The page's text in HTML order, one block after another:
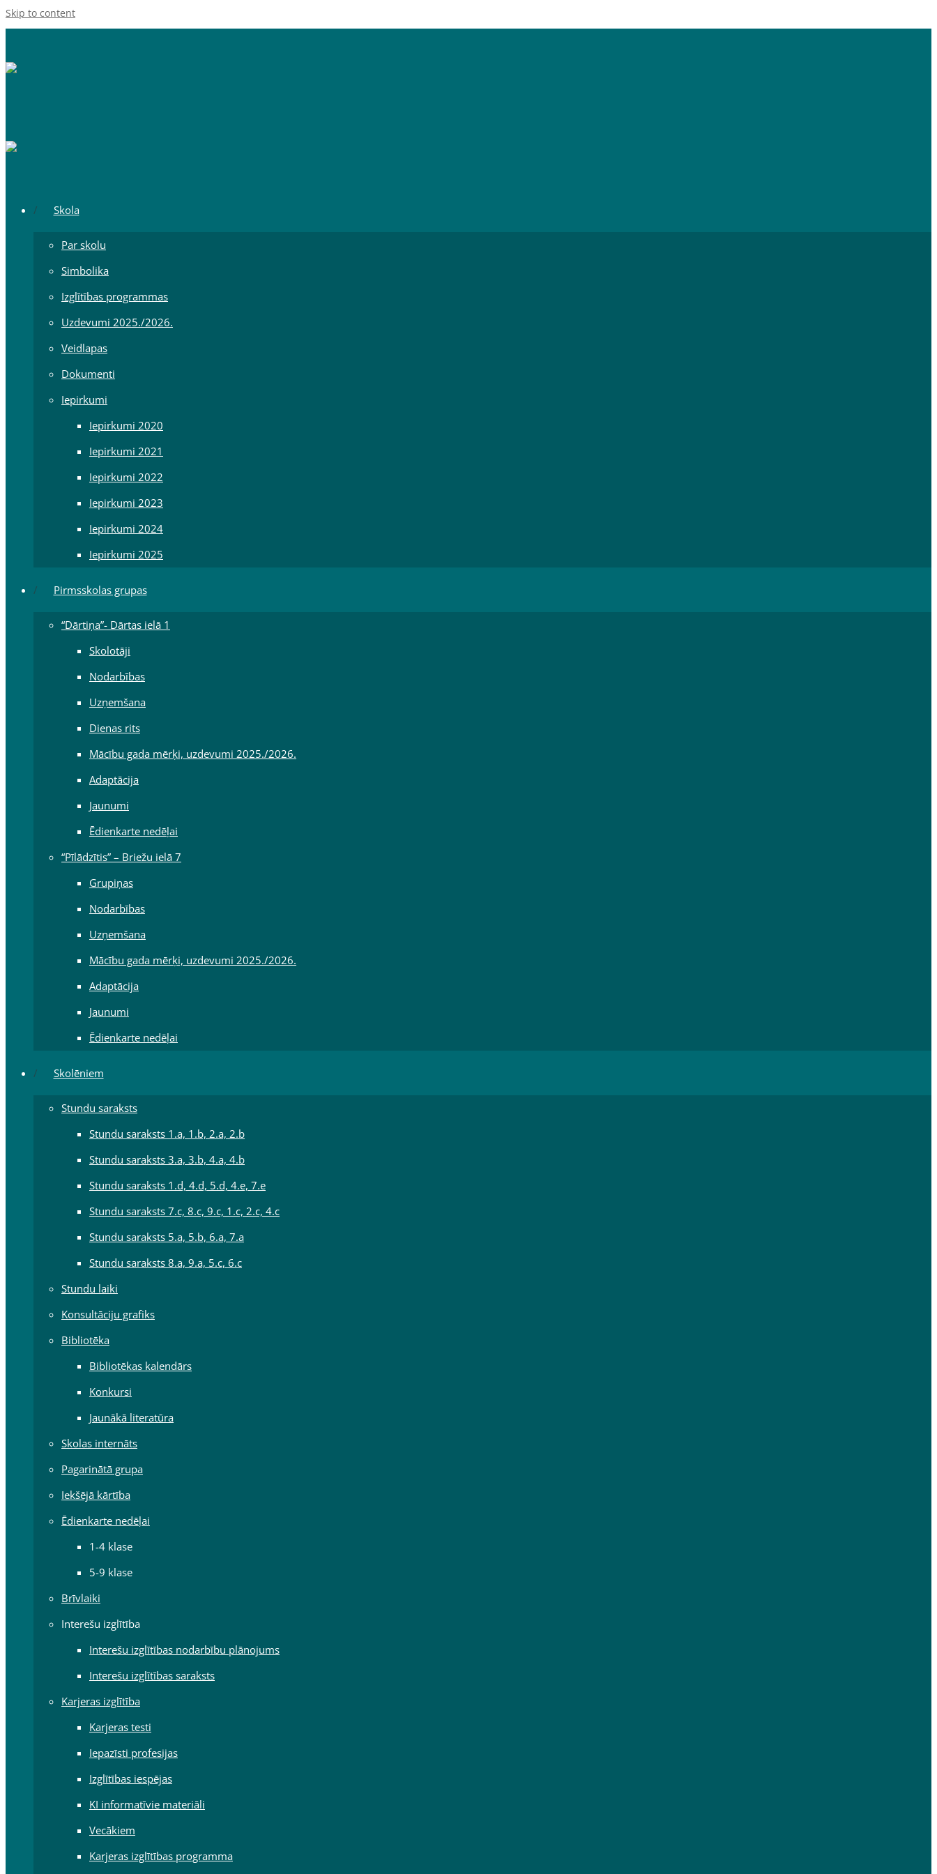
Skip to content
Skola
Par skolu
Simbolika
Izglītības programmas
Uzdevumi 2025./2026.
Veidlapas
Dokumenti
Iepirkumi
Iepirkumi 2020
Iepirkumi 2021
Iepirkumi 2022
Iepirkumi 2023
Iepirkumi 2024
Iepirkumi 2025
Pirmsskolas grupas
“Dārtiņa”- Dārtas ielā 1
Skolotāji
Nodarbības
Uzņemšana
Dienas rits
Mācību gada mērķi, uzdevumi 2025./2026.
Adaptācija
Jaunumi
Ēdienkarte nedēļai
“Pīlādzītis” – Briežu ielā 7
Grupiņas
Nodarbības
Uzņemšana
Mācību gada mērķi, uzdevumi 2025./2026.
Adaptācija
Jaunumi
Ēdienkarte nedēļai
Skolēniem
Stundu saraksts
Stundu saraksts 1.a, 1.b, 2.a, 2.b
Stundu saraksts 3.a, 3.b, 4.a, 4.b
Stundu saraksts 1.d, 4.d, 5.d, 4.e, 7.e
Stundu saraksts 7.c, 8.c, 9.c, 1.c, 2.c, 4.c
Stundu saraksts 5.a, 5.b, 6.a, 7.a
Stundu saraksts 8.a, 9.a, 5.c, 6.c
Stundu laiki
Konsultāciju grafiks
Bibliotēka
Bibliotēkas kalendārs
Konkursi
Jaunākā literatūra
Skolas internāts
Pagarinātā grupa
Iekšējā kārtība
Ēdienkarte nedēļai
1-4 klase
5-9 klase
Brīvlaiki
Interešu izglītība
Interešu izglītības nodarbību plānojums
Interešu izglītības saraksts
Karjeras izglītība
Karjeras testi
Iepazīsti profesijas
Izglītības iespējas
KI informatīvie materiāli
Vecākiem
Karjeras izglītības programma